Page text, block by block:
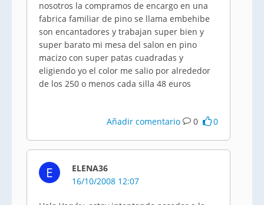
nosotros la compramos de encargo en una
fabrica familiar de pino se llama embehibe
son encantadores y trabajan super bien y
super barato mi mesa del salon en pino
macizo con super patas cuadradas y
eligiendo yo el color me salio por alrededor
de los 250 o menos cada silla 48 euros
Añadir comentario 0 0
E
ELENA36
16/10/2008 12:07